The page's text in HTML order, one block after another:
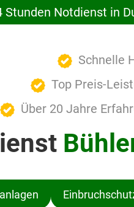
Stunden Notdienst in
Schnelle
Top Preis-
Über 20 Jahre